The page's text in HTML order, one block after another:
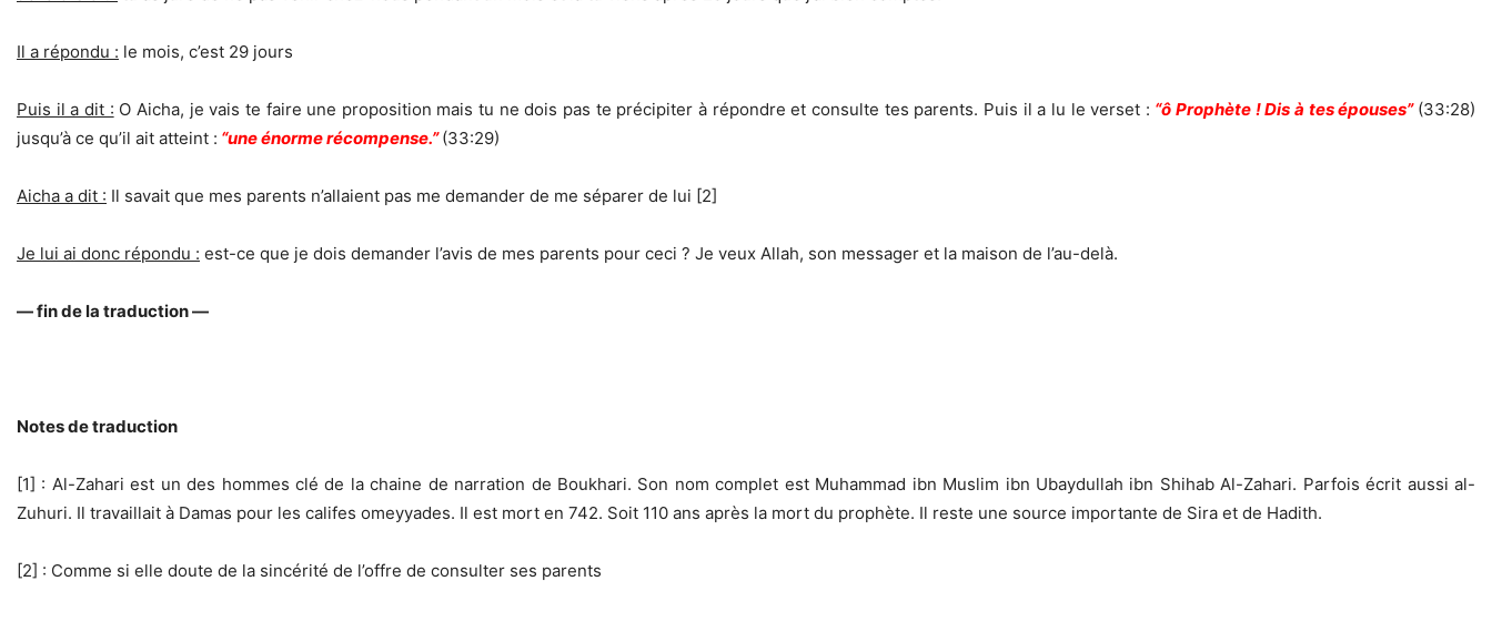
Il a répondu : le mois, c’est 29 jours
Puis il a dit : O Aicha, je vais te faire une proposition mais tu ne dois pas te précipiter à répondre et consulte tes parents. Puis il a lu le verset : “ô Prophète ! Dis à tes épouses” (33:28)
jusqu’à ce qu’il ait atteint : “une énorme récompense.” (33:29)
Aicha a dit : Il savait que mes parents n’allaient pas me demander de me séparer de lui [2]
Je lui ai donc répondu : est-ce que je dois demander l’avis de mes parents pour ceci ? Je veux Allah, son messager et la maison de l’au-delà.
— fin de la traduction —
Notes de traduction
[1] : Al-Zahari est un des hommes clé de la chaine de narration de Boukhari. Son nom complet est Muhammad ibn Muslim ibn Ubaydullah ibn Shihab Al-Zahari. Parfois écrit aussi al-
Zuhuri. Il travaillait à Damas pour les califes omeyyades. Il est mort en 742. Soit 110 ans après la mort du prophète. Il reste une source importante de Sira et de Hadith.
[2] : Comme si elle doute de la sincérité de l’offre de consulter ses parents